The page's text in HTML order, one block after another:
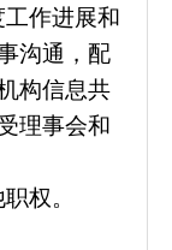
工作进展和
沟通，配
构信息共
理事会和
权。